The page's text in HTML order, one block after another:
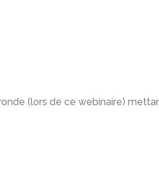
(lors de ce webinaire)